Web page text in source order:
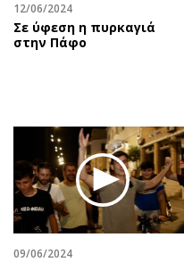
12/06/2024
Σε ύφεση η πυρκαγιά
στην Πάφο
09/06/2024